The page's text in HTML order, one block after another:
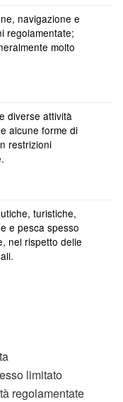
navigazione e
regolamentate;
molto
diverse attività
alcune forme di
restrizioni
turistiche,
e pesca spesso
nel rispetto delle
limitato
regolamentate